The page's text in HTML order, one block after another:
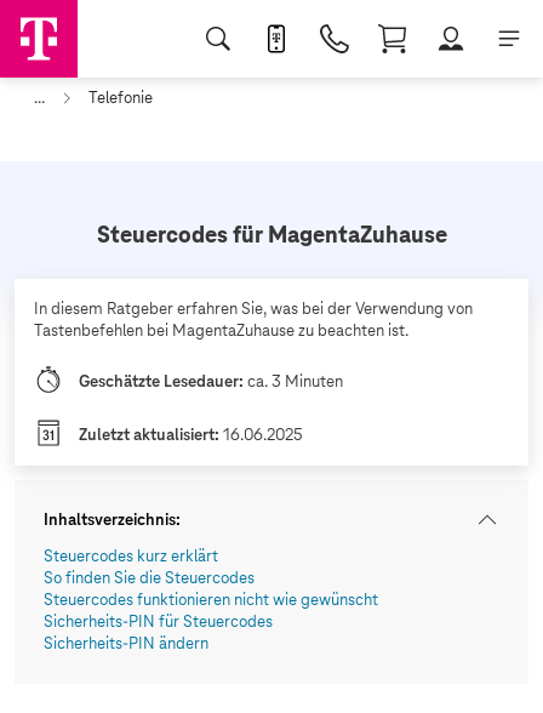
... Telefonie
Steuercodes für MagentaZuhause
In diesem Ratgeber erfahren Sie, was bei der Verwendung von
Tastenbefehlen bei MagentaZuhause zu beachten ist.
Geschätzte Lesedauer: ca. 3 Minuten
Zuletzt aktualisiert: 16.06.2025
Inhaltsverzeichnis:
Steuercodes kurz erklärt
So finden Sie die Steuercodes
Steuercodes funktionieren nicht wie gewünscht
Sicherheits-PIN für Steuercodes
Sicherheits-PIN ändern